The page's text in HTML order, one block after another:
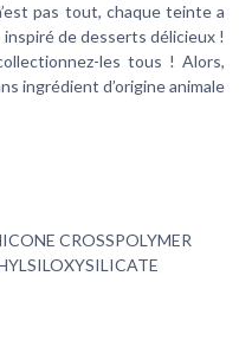
pas tout, chaque teinte a
de desserts délicieux !
les tous ! Alors,
ingrédient d’origine animale
CROSSPOLYMER